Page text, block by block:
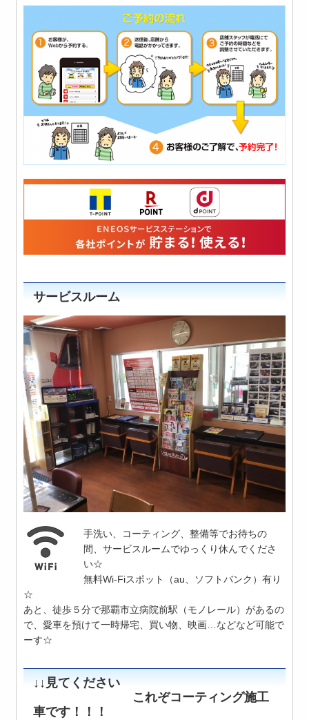
サービスルーム
手洗い、コーティング、整備等でお待ちの
間、サービスルームでゆっくり休んでくださ
い☆
無料Wi-Fiスポット（au、ソフトバンク）有り
☆
あと、徒歩５分で那覇市立病院前駅（モノレール）があるの
で、愛車を預けて一時帰宅、買い物、映画…などなど可能で
ーす☆
↓↓見てください
これぞコーティング施工
車です！！！